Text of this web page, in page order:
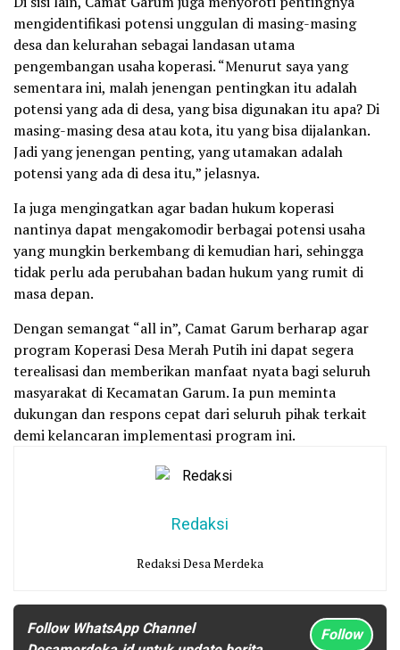
mengidentifikasi potensi unggulan di masing-masing
desa dan kelurahan sebagai landasan utama
pengembangan usaha koperasi. “Menurut saya yang
sementara ini, malah jenengan pentingkan itu adalah
potensi yang ada di desa, yang bisa digunakan itu apa? Di
masing-masing desa atau kota, itu yang bisa dijalankan.
Jadi yang jenengan penting, yang utamakan adalah
potensi yang ada di desa itu,” jelasnya.
Ia juga mengingatkan agar badan hukum koperasi
nantinya dapat mengakomodir berbagai potensi usaha
yang mungkin berkembang di kemudian hari, sehingga
tidak perlu ada perubahan badan hukum yang rumit di
masa depan.
Dengan semangat “all in”, Camat Garum berharap agar
program Koperasi Desa Merah Putih ini dapat segera
terealisasi dan memberikan manfaat nyata bagi seluruh
masyarakat di Kecamatan Garum. Ia pun meminta
dukungan dan respons cepat dari seluruh pihak terkait
demi kelancaran implementasi program ini.
Redaksi
Redaksi Desa Merdeka
Follow WhatsApp Channel
Follow